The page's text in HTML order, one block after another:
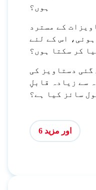
ہوں؟
کے مسترد
اس کے لئے
کر سکتا ہوں؟
گئی دستاویز کی
سے زیادہ قابلِ
سائز کیا ہے؟
اور مزید 6